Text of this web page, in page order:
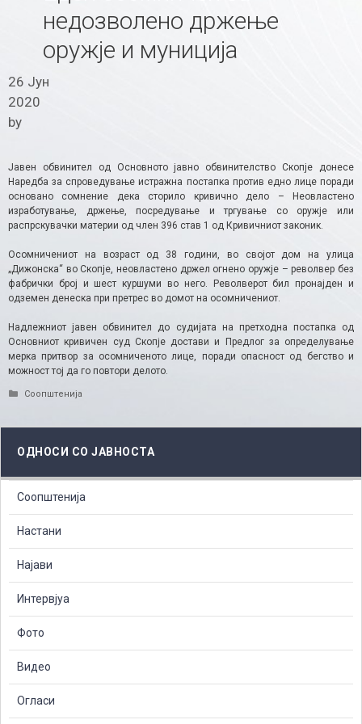
недозволено држење
оружје и муниција
26 Јун
2020
by
Јавен обвинител од Основното јавно обвинителство Скопје донесе
Наредба за спроведување истражна постапка против едно лице поради
основано сомнение дека сторило кривично дело – Неовластено
изработување, држење, посредување и тргување со оружје или
распрскувачки материи од член 396 став 1 од Кривичниот законик.
Осомничениот на возраст од 38 години, во својот дом на улица
„Дижонска“ во Скопје, неовластено држел огнено оружје – револвер без
фабрички број и шест куршуми во него. Револверот бил пронајден и
одземен денеска при претрес во домот на осомничениот.
Надлежниот јавен обвинител до судијата на претходна постапка од
Основниот кривичен суд Скопје достави и Предлог за определување
мерка притвор за осомниченото лице, поради опасност од бегство и
можност тој да го повтори делото.
Categories
Соопштенија
ОДНОСИ СО ЈАВНОСТА
Соопштенија
Настани
Најави
Интервјуа
Фото
Видео
Огласи